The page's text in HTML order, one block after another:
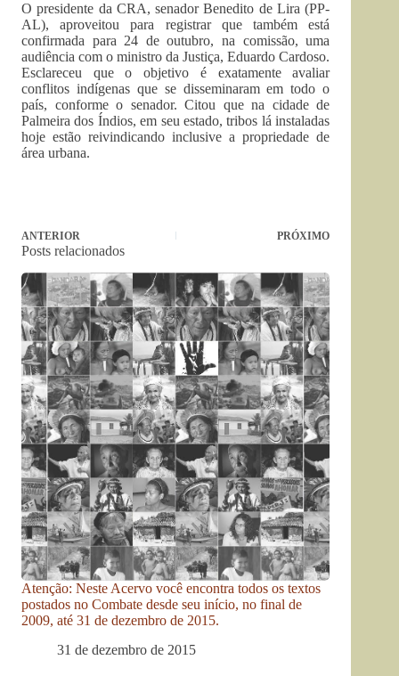
O presidente da CRA, senador Benedito de Lira (PP-
AL), aproveitou para registrar que também está
confirmada para 24 de outubro, na comissão, uma
audiência com o ministro da Justiça, Eduardo Cardoso.
Esclareceu que o objetivo é exatamente avaliar
conflitos indígenas que se disseminaram em todo o
país, conforme o senador. Citou que na cidade de
Palmeira dos Índios, em seu estado, tribos lá instaladas
hoje estão reivindicando inclusive a propriedade de
área urbana.
ANTERIOR PRÓXIMO
Posts relacionados
Atenção: Neste Acervo você encontra todos os textos
postados no Combate desde seu início, no final de
2009, até 31 de dezembro de 2015.
31 de dezembro de 2015